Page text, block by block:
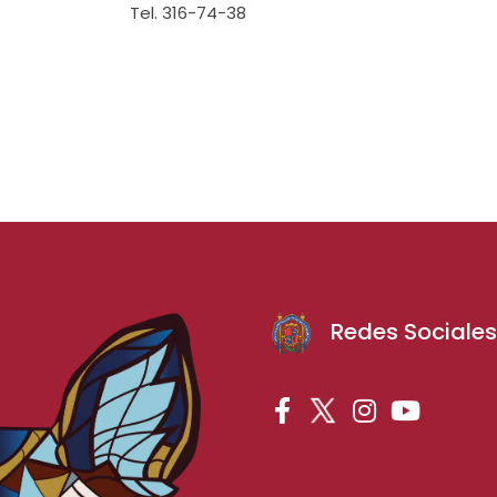
Tel. 316-74-38
Redes Sociales